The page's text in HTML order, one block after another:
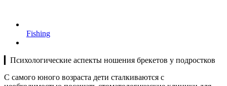
Fishing
▎Психологические аспекты ношения брекетов у подростков
С самого юного возраста дети сталкиваются с